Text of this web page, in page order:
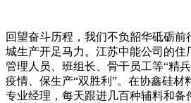
回望奋斗历程，我们不负韶华砥砺前
城生产开足马力。江苏中能公司的住
管理人员、班组长、骨干员工等“精
疫情、保生产“双胜利”。在协鑫硅材
专业经理，每天跟进几百种辅料和备